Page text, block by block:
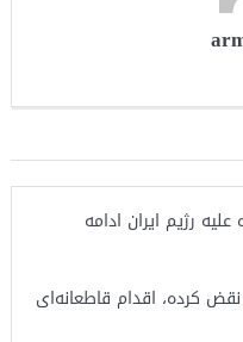
رژیم ایران ادامه
کرده، اقدام قاطعانه‌ای